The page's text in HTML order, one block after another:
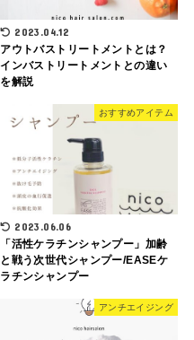
2023.04.12
アウトバストリートメントとは？
インバストリートメントとの違い
を解説
おすすめアイテム
2023.06.06
「活性ケラチンシャンプー」加齢
と戦う次世代シャンプー/EASEケ
ラチンシャンプー
アンチエイジング